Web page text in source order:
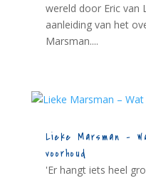
wereld door Eric van
aanleiding van het
Marsman....
Lieke Marsman –
voorhoud
'Er hangt iets heel